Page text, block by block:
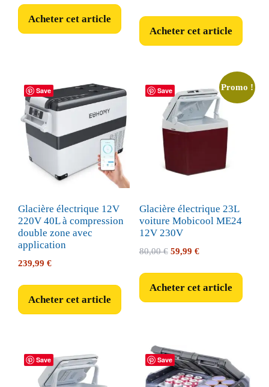
Acheter cet article
Acheter cet article
Save
Glacière électrique 12V
220V 40L à compression
double zone avec
application
239,99 €
Acheter cet article
Save Promo !
Glacière électrique 23L
voiture Mobicool ME24
12V 230V
80,00€ Le
était :
59,99 €Le
est :
Acheter cet article
Save Save